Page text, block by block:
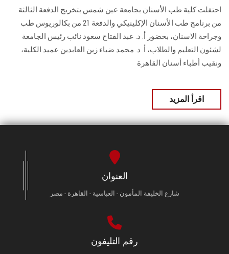
سجل الان
احتفلت كلية طب الأسنان بجامعة عين شمس بتخريج الدفعة الثالثة
من برنامج طب الأسنان الإكلينيكي والدفعة 21 من بكالوريوس طب
وجراحة الاسنان، بحضور أ. د. عبد الفتاح سعود نائب رئيس الجامعة
لشئون التعليم والطلاب، أ. د. محمد ضياء زين العابدين عميد الكلية،
ونقيب أطباء أسنان القاهرة
اقرأ المزيد
العنوان
شارع الخليفة المأمون - العباسية - القاهرة - مصر
رقم التليفون